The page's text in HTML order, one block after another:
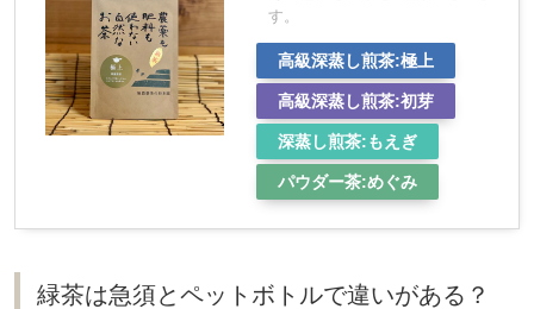
す。
高級深蒸し煎茶:極上
高級深蒸し煎茶:初芽
深蒸し煎茶:もえぎ
パウダー茶:めぐみ
緑茶は急須とペットボトルで違いがある？